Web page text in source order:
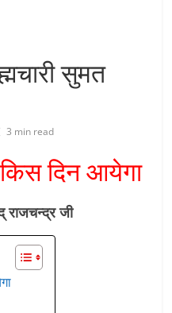
सुमत
3 min read
दिन आयेगा
जी